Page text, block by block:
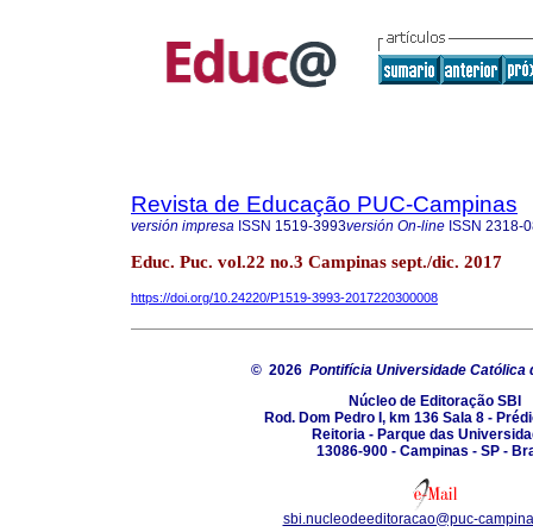
Revista de Educação PUC-Campinas
versión impresa ISSN 1519-3993versión On-line ISSN 2318-
Educ. Puc. vol.22 no.3 Campinas sept./dic. 2017
https://doi.org/10.24220/P1519-3993-2017220300008
© 2026 Pontifícia Universidade Católica
Núcleo de Editoração SBI
Rod. Dom Pedro I, km 136 Sala 8 -
Reitoria - Parque das
13086-900 - Campinas - SP -
sbi.nucleodeeditoracao@puc-